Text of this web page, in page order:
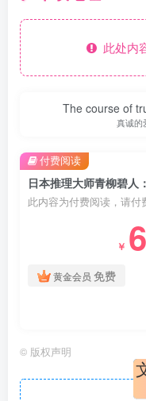
此处内
The course of
真诚的
此内容为付费阅读，请付
￥
黄金会员 免费
付费阅读
© 版权声明